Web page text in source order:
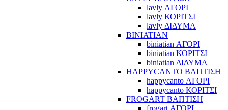
lavly ΑΓΟΡΙ
lavly ΚΟΡΙΤΣΙ
lavly ΔΙΔΥΜΑ
BINIATIAN
biniatian ΑΓΟΡΙ
biniatian ΚΟΡΙΤΣΙ
biniatian ΔΙΔΥΜΑ
HAPPYCANTO ΒΑΠΤΙΣΗ
happycanto ΑΓΟΡΙ
happycanto ΚΟΡΙΤΣΙ
FROGART ΒΑΠΤΙΣΗ
frogart ΑΓΟΡΙ